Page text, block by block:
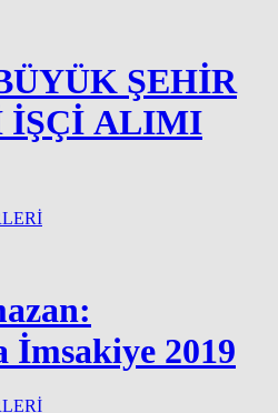
ŞEHİR
İŞÇİ ALIMI
İmsakiye 2019